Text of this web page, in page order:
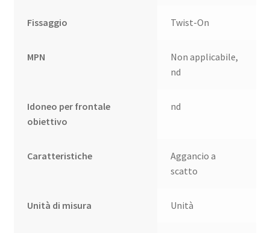
Fissaggio Twist-On
MPN
Non applicabile,
nd
Idoneo per frontale
obiettivo
nd
Caratteristiche
Aggancio a
scatto
Unità di misura Unità